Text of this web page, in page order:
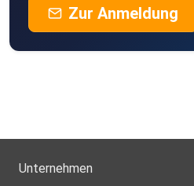
Zur Anmeldung
Unternehmen